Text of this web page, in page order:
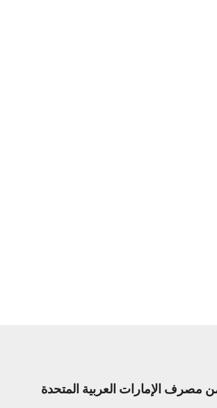
الإمارات العربية المتحدة